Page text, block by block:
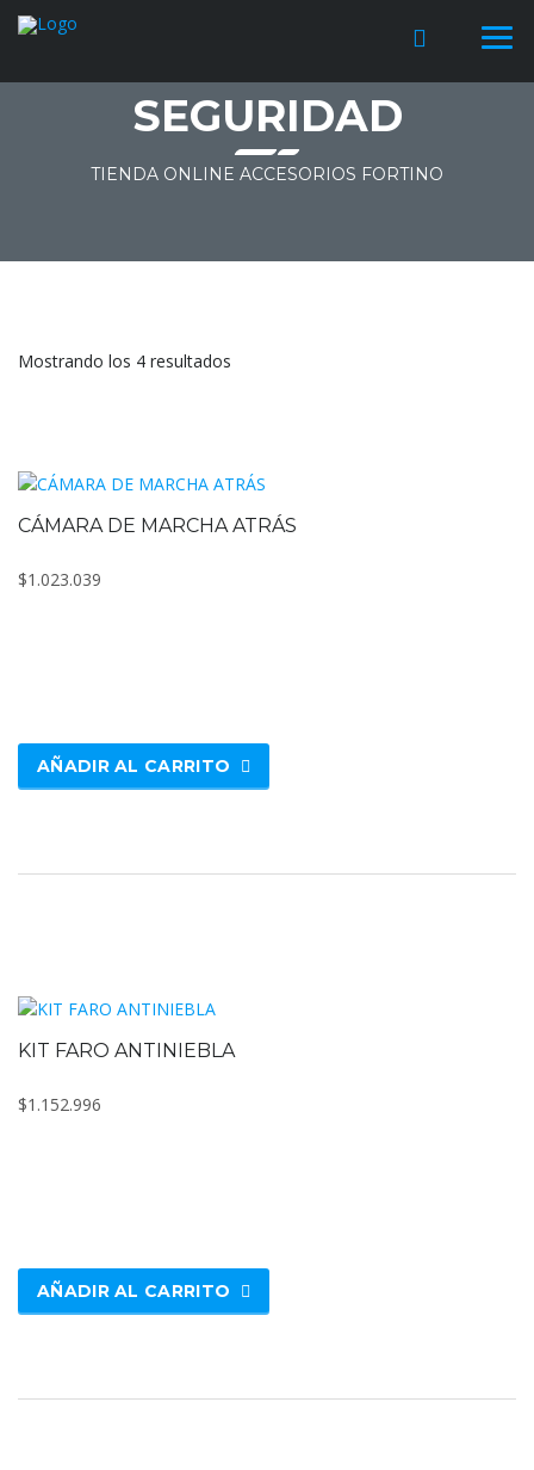
SEGURIDAD
TIENDA ONLINE ACCESORIOS FORTINO
Mostrando los 4 resultados
CÁMARA DE MARCHA ATRÁS
$1.023.039
AÑADIR AL CARRITO
KIT FARO ANTINIEBLA
$1.152.996
AÑADIR AL CARRITO